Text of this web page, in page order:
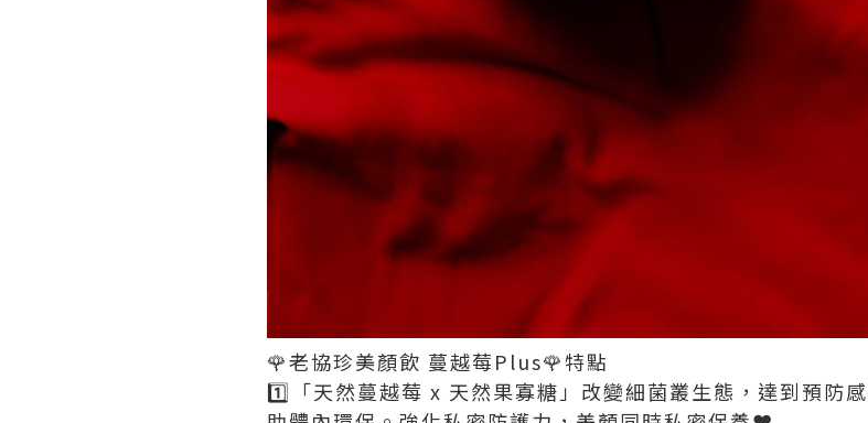
🌹老協珍美顏飲 蔓越莓Plus🌹特點
1️⃣「天然蔓越莓 x 天然果寡糖」改變細菌叢生態，達到預防